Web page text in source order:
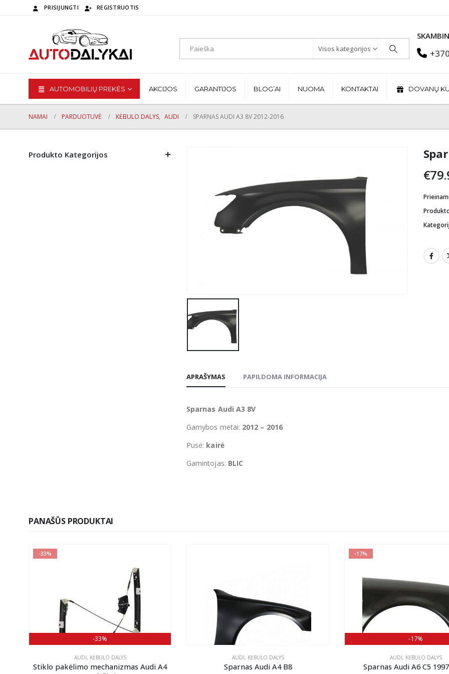
PRISIJUNGTI REGISTRUOTIS
Visos kategorijos
AUTOMOBILIŲ PREKĖS AKCIJOS GARANTIJOS BLOG’AI NUOMA KONTAKTAI DOVANŲ
NAMAI PARDUOTUVĖ KĖBULO DALYS, AUDI SPARNAS AUDI A3 8V 2012-2016
€
APRAŠYMAS PAPILDOMA INFORMACIJA
Sparnas Audi A3 8V
Gamybos metai: 2012 – 2016
Pusė: kairė
Gamintojas: BLIC
Produkto Kategorijos
PANAŠŪS PRODUKTAI
-33%
-33%
AUDI, KĖBULO DALYS
Stiklo pakėlimo mechanizmas Audi A4
AUDI, KĖBULO DALYS
Sparnas Audi A4 B8
-17%
-17%
AUDI, KĖBULO DALYS
Sparnas Audi A6 C5